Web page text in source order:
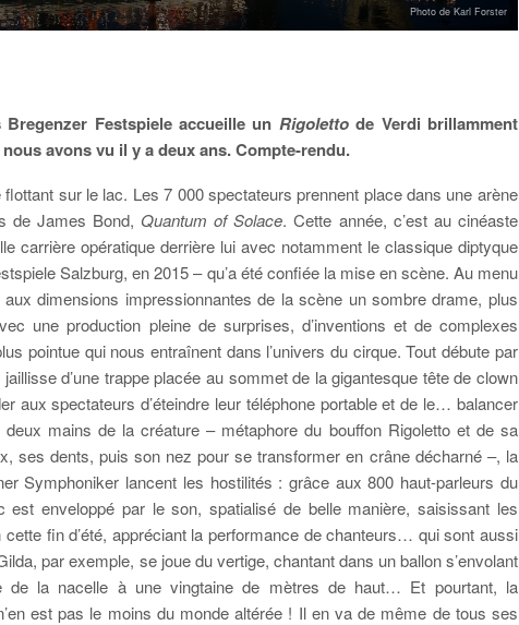
Photo de Karl Forster
Festspiele accueille un Rigolettode Verdi brillamment
avons vu il y a deux ans. Compte-rendu.
sur le lac. Les 7 000 spectateurs prennent place dans une arène
de James Bond, Quantum of Solace. Cette année, c’est au cinéaste
carrière opératique derrière lui avec notamment le classique diptyque
Salzburg, en 2015 – qu’a été confiée la mise en scène. Au menu
dimensions impressionnantes de la scène un sombre drame, plus
une production pleine de surprises, d’inventions et de complexes
pointue qui nous entraînent dans l’univers du cirque. Tout débute par
d’une trappe placée au sommet de la gigantesque tête de clown
aux spectateurs d’éteindre leur téléphone portable et de le… balancer
mains de la créature – métaphore du bouffon Rigoletto et de sa
ses dents, puis son nez pour se transformer en crâne décharné –, la
Symphoniker lancent les hostilités : grâce aux 800 haut-parleurs du
est enveloppé par le son, spatialisé de belle manière, saisissant les
cette fin d’été, appréciant la performance de chanteurs… qui sont aussi
par exemple, se joue du vertige, chantant dans un ballon s’envolant
la nacelle à une vingtaine de mètres de haut… Et pourtant, la
est pas le moins du monde altérée ! Il en va de même de tous ses